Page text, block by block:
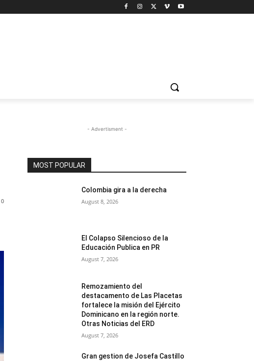
0
- Advertisment -
MOST POPULAR
Colombia gira a la derecha
August 8, 2026
El Colapso Silencioso de la
Educación Publica en PR
August 7, 2026
Remozamiento del
destacamento de Las Placetas
fortalece la misión del Ejército
Dominicano en la región norte.
Otras Noticias del ERD
August 7, 2026
Gran gestion de Josefa Castillo